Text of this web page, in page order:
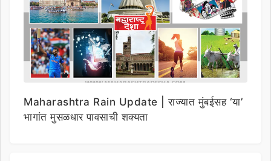
Maharashtra Rain Update | राज्यात मुंबईसह ‘या’
भागांत मुसळधार पावसाची शक्यता